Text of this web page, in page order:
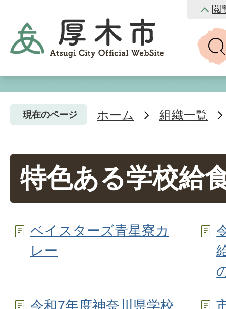
閲
現在のページ ホーム 組織一覧
特色ある学校給
ベイスターズ青星寮カ
レー
令和7年度神奈川県学校